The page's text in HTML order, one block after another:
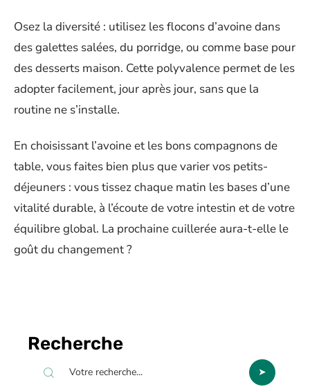
Osez la diversité : utilisez les flocons d’avoine dans
des galettes salées, du porridge, ou comme base pour
des desserts maison. Cette polyvalence permet de les
adopter facilement, jour après jour, sans que la
routine ne s’installe.
En choisissant l’avoine et les bons compagnons de
table, vous faites bien plus que varier vos petits-
déjeuners : vous tissez chaque matin les bases d’une
vitalité durable, à l’écoute de votre intestin et de votre
équilibre global. La prochaine cuillerée aura-t-elle le
goût du changement ?
Recherche